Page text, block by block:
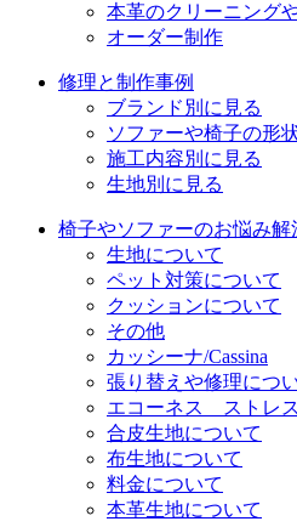
本革のクリーニング
オーダー制作
修理と制作事例
ブランド別に見る
ソファーや椅子の形
施工内容別に見る
生地別に見る
椅子やソファーのお悩み解
生地について
ペット対策について
クッションについて
その他
カッシーナ/Cassina
張り替えや修理につ
エコーネス ストレ
合皮生地について
布生地について
料金について
本革生地について